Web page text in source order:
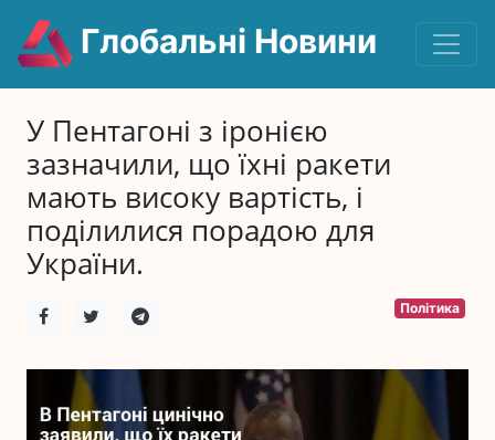
Глобальні Новини
У Пентагоні з іронією
зазначили, що їхні ракети
мають високу вартість, і
поділилися порадою для
України.
Політика